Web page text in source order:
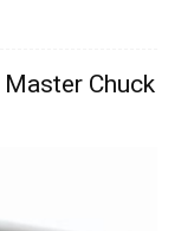
Chuck